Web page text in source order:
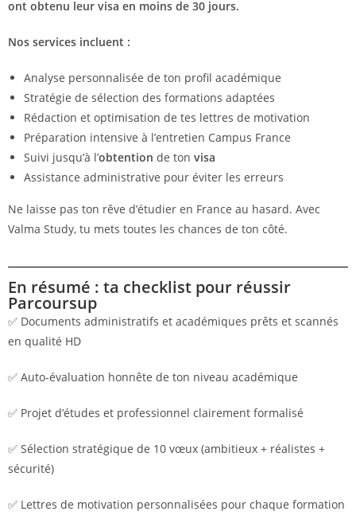
ont obtenu leur visa en moins de 30 jours.
Nos services incluent :
Analyse personnalisée de ton profil académique
Stratégie de sélection des formations adaptées
Rédaction et optimisation de tes lettres de motivation
Préparation intensive à l’entretien Campus France
Suivi jusqu’à l’obtention de ton visa
Assistance administrative pour éviter les erreurs
Ne laisse pas ton rêve d’étudier en France au hasard. Avec
Valma Study, tu mets toutes les chances de ton côté.
En résumé : ta checklist pour réussir
Parcoursup
✅ Documents administratifs et académiques prêts et scannés
en qualité HD
✅ Auto-évaluation honnête de ton niveau académique
✅ Projet d’études et professionnel clairement formalisé
✅ Sélection stratégique de 10 vœux (ambitieux + réalistes +
sécurité)
✅ Lettres de motivation personnalisées pour chaque formation